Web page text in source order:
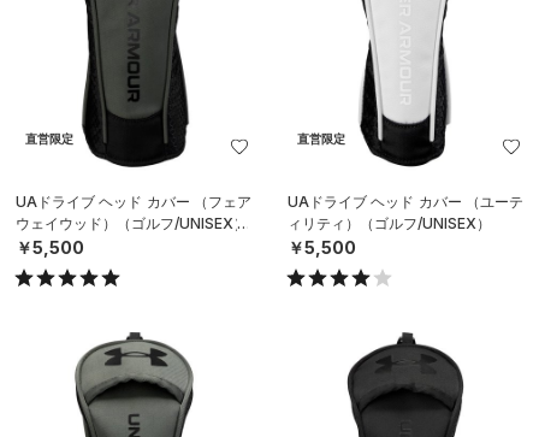
直営限定
UAドライブ ヘッド カバー （フェア
ウェイウッド）（ゴルフ/UNISEX）
￥5,500
直営限定
UAドライブ ヘッド カバー （ユーテ
ィリティ）（ゴルフ/UNISEX）
￥5,500